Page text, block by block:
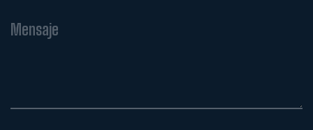
Mensaje